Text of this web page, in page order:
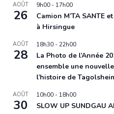
AOÛT
26
9h00 - 17h00
Camion M’TA SANTE
à Hirsingue
AOÛT
28
18h30 -22h00
La Photo de l’Année
ensemble une
l’histoire de
AOÛT
30
10h00 - 18h00
SLOW UP SUNDGAU